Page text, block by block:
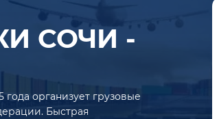
СОЧИ -
организует грузовые
Быстрая